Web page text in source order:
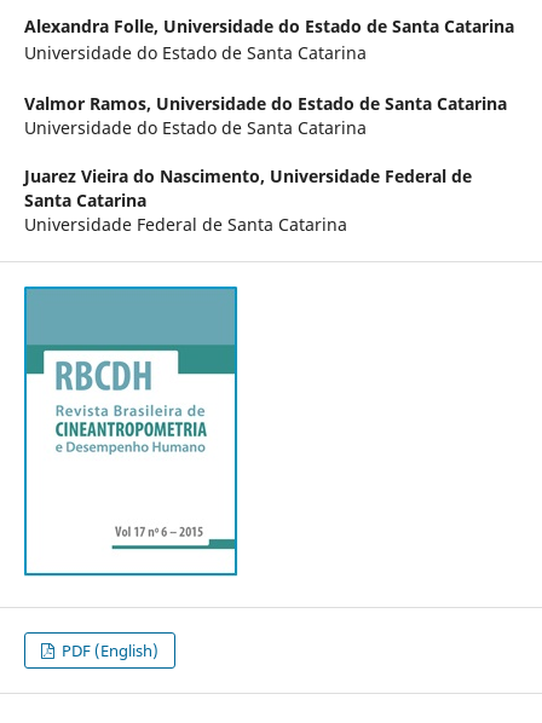
Alexandra Folle, Universidade do Estado de Santa Catarina
Universidade do Estado de Santa Catarina
Valmor Ramos, Universidade do Estado de Santa Catarina
Universidade do Estado de Santa Catarina
Juarez Vieira do Nascimento, Universidade Federal de
Santa Catarina
Universidade Federal de Santa Catarina
PDF (English)